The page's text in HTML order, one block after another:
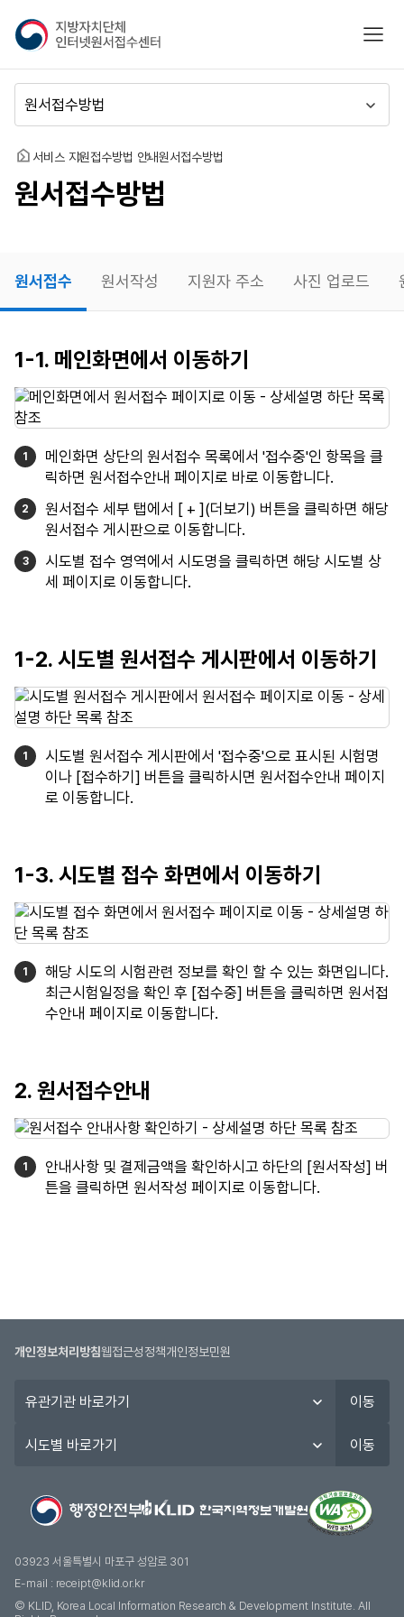
지
방
자
치
단
체
인
넷
원
수
센
터
모바
뉴
동
홈 서비스 지원접수방법 안내원서접수방법
원서접수방법
원서접수 원서작성 지원자 주소 사진 업로드
원서접수
1-1. 메인화면에서 이동하기
메인화면 상단의 원서접수 목록에서 '접수중'인 항목을 클
릭하면 원서접수안내 페이지로 바로 이동합니다.
원서접수 세부 탭에서 [ + ](더보기) 버튼을 클릭하면 해당
원서접수 게시판으로 이동합니다.
시도별 접수 영역에서 시도명을 클릭하면 해당 시도별 상
세 페이지로 이동합니다.
1-2. 시도별 원서접수 게시판에서 이동하기
시도별 원서접수 게시판에서 '접수중'으로 표시된 시험명
이나 [접수하기] 버튼을 클릭하시면 원서접수안내 페이지
로 이동합니다.
1-3. 시도별 접수 화면에서 이동하기
해당 시도의 시험관련 정보를 확인 할 수 있는 화면입니다.
최근시험일정을 확인 후 [접수중] 버튼을 클릭하면 원서접
수안내 페이지로 이동합니다.
2. 원서접수안내
안내사항 및 결제금액을 확인하시고 하단의 [원서작성] 버
튼을 클릭하면 원서작성 페이지로 이동합니다.
개인정보처리방침웹접근성정책개인정보민원
관
이동
도
기
이동
03923 서울특별시 마포구 성암로 301
E-mail : receipt@klid.or.kr
© KLID, Korea Local Information Research & Development Institute. AII